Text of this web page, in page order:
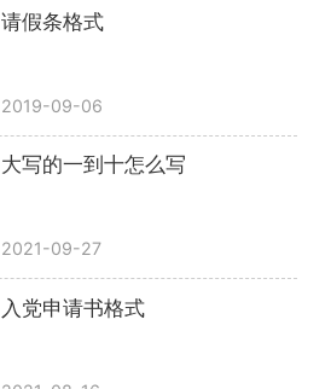
请假条格式
2019-09-06
大写的一到十怎么写
2021-09-27
入党申请书格式